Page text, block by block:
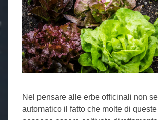
Nel pensare alle erbe officinali non
automatico il fatto che molte di